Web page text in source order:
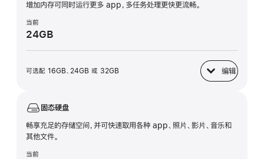
增加内存可同时运行更多 app，多任务处理更快更流畅。
当前
24GB
可选配 16GB、24GB 或 32GB 编辑
统一内存
固态硬盘
畅享充足的存储空间，并可快速取用各种 app、照片、影片、音乐和
其他文件。
当前